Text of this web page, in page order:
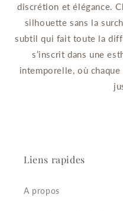
discrétion et élégance.
silhouette sans la
subtil qui fait toute la
s’inscrit dans une
intemporelle, où
Liens rapides
A propos